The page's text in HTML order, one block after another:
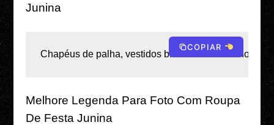
Junina
Chapéus de palha, vestidos brilhantes e uma noite
COPIAR
Melhore Legenda Para Foto Com Roupa
De Festa Junina